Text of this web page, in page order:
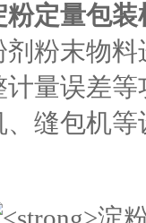
粉定量包装
剂粉末物
计量误差
、缝包机等